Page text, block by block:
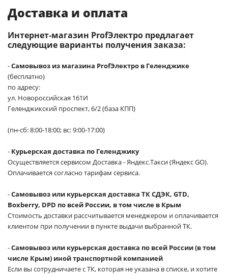
Доставка и оплата
Интернет-магазин ProfЭлектро предлагает
следующие варианты получения заказа:
-Самовывоз из магазина ProfЭлектро в Геленджике
(бесплатно)
по адресу:
ул. Новороссийская 161И
Геленджикский проспект, 6/2 (база КПП)
(пн-сб: 8:00-18:00; вс: 9:00-17:00)
- Курьерская доставка по Геленджику
Осуществляется сервисом Доставка - Яндекс.Такси (Яндекс GO).
Оплачивается согласно тарифам сервиса.
-Самовывоз или курьерская доставка ТК СДЭК, GTD,
Boxberry, DPD по всей России, в том числе в Крым
Стоимость доставки рассчитывается менеджером и оплачивается
клиентом при получении в пункте выдачи выбранной ТК.
-Самовывоз или курьерская доставка по всей России (в том
числе Крым) иной транспортной компанией
Если вы сотрудничаете с ТК, которая не указана в списке, и хотите